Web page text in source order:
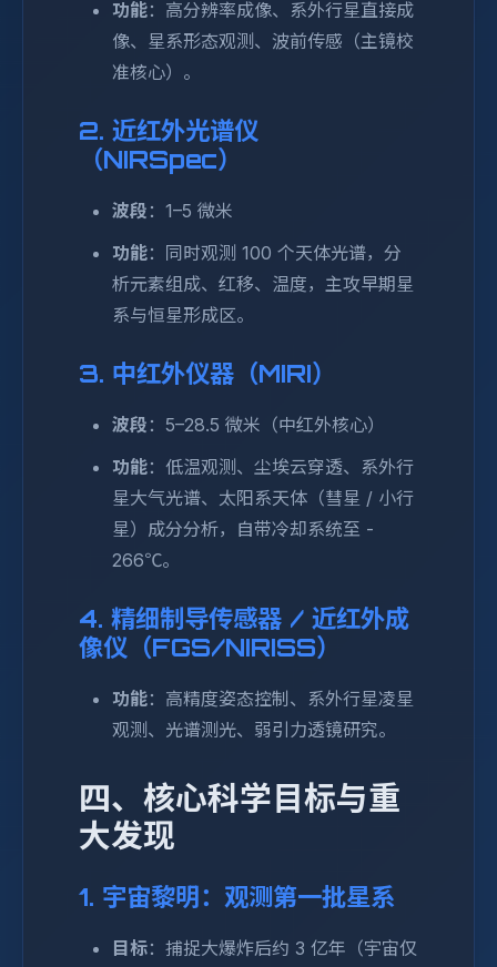
功能：高分辨率成像、系外行星直接成
像、星系形态观测、波前传感（主镜校
准核心）。
2. 近红外光谱仪
（NIRSpec）
波段 ：1–5 微米
功能：同时观测 100 个天体光谱，分
析元素组成、红移、温度，主攻早期星
系与恒星形成区。
3. 中红外仪器（MIRI）
波段 ：5–28.5 微米（中红外核心）
功能：低温观测、尘埃云穿透、系外行
星大气光谱、太阳系天体（彗星 / 小行
星）成分分析，自带冷却系统至 -
266℃。
4. 精细制导传感器 / 近红外成
像仪（FGS/NIRISS）
功能：高精度姿态控制、系外行星凌星
观测、光谱测光、弱引力透镜研究。
四、核心科学目标与重
大发现
1. 宇宙黎明：观测第一批星系
目标：捕捉大爆炸后约 3 亿年（宇宙仅